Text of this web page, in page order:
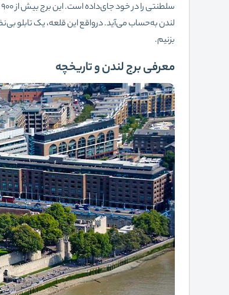
لندن به‌حساب می‌آید. درواقع این قلعه، یک تابلو
بزنیم.
معرفی برج لندن و تاریخچه